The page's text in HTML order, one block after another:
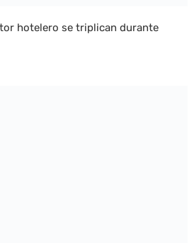
hotelero se triplican durante